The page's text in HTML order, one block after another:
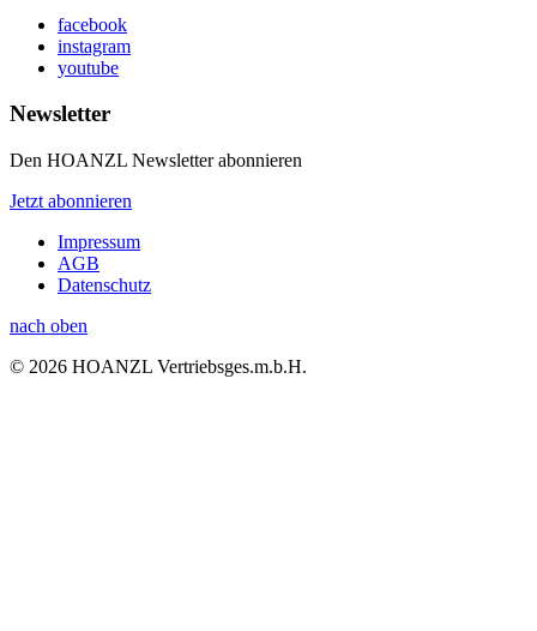
facebook
instagram
youtube
Newsletter
Den HOANZL Newsletter abonnieren
Jetzt abonnieren
Impressum
AGB
Datenschutz
nach oben
© 2026 HOANZL Vertriebsges.m.b.H.